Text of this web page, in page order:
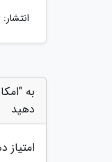
انتشار:
به
دهید
امتیاز